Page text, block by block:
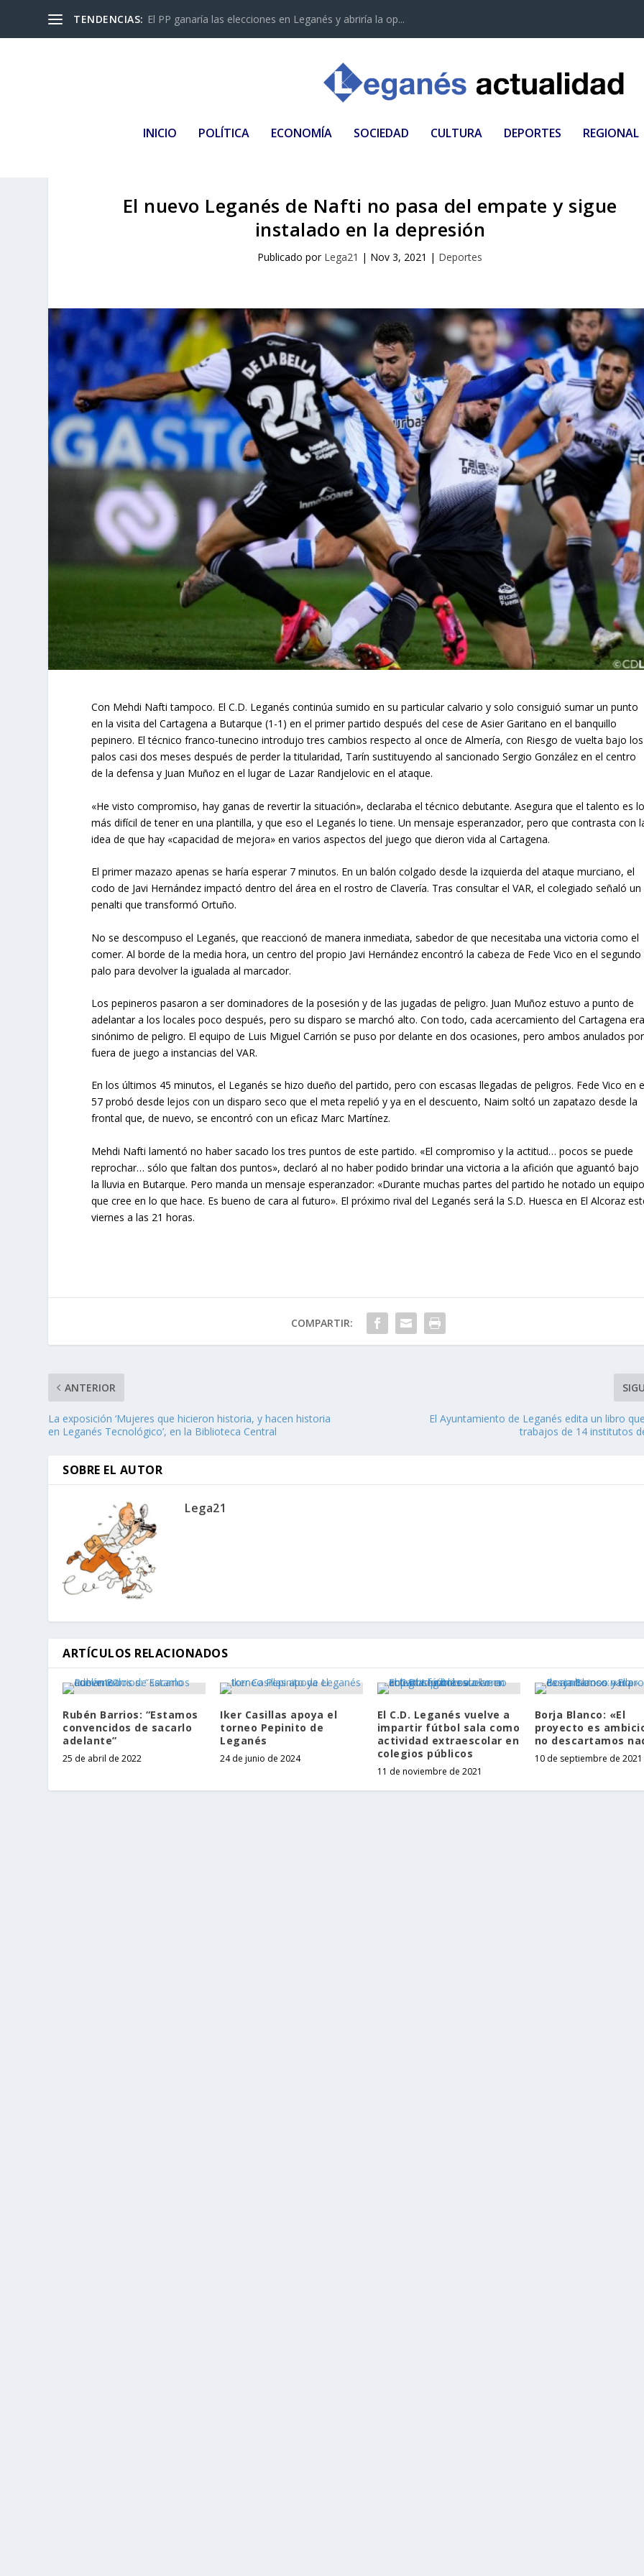
TENDENCIAS: El PP ganaría las elecciones en Leganés y abriría la op...
INICIO POLÍTICA ECONOMÍA SOCIEDAD CULTURA DEPORTES REGIONAL
El nuevo Leganés de Nafti no pasa del empate y sigue
instalado en la depresión
Publicado por Lega21 | Nov 3, 2021 | Deportes
Con Mehdi Nafti tampoco. El C.D. Leganés continúa sumido en su particular calvario y solo consiguió sumar un punto
en la visita del Cartagena a Butarque (1-1) en el primer partido después del cese de Asier Garitano en el banquillo
pepinero. El técnico franco-tunecino introdujo tres cambios respecto al once de Almería, con Riesgo de vuelta bajo los
palos casi dos meses después de perder la titularidad, Tarín sustituyendo al sancionado Sergio González en el centro
de la defensa y Juan Muñoz en el lugar de Lazar Randjelovic en el ataque.
«He visto compromiso, hay ganas de revertir la situación», declaraba el técnico debutante. Asegura que el talento es
más difícil de tener en una plantilla, y que eso el Leganés lo tiene. Un mensaje esperanzador, pero que contrasta con
idea de que hay «capacidad de mejora» en varios aspectos del juego que dieron vida al Cartagena.
El primer mazazo apenas se haría esperar 7 minutos. En un balón colgado desde la izquierda del ataque murciano, el
codo de Javi Hernández impactó dentro del área en el rostro de Clavería. Tras consultar el VAR, el colegiado señaló un
penalti que transformó Ortuño.
No se descompuso el Leganés, que reaccionó de manera inmediata, sabedor de que necesitaba una victoria como el
comer. Al borde de la media hora, un centro del propio Javi Hernández encontró la cabeza de Fede Vico en el segundo
palo para devolver la igualada al marcador.
Los pepineros pasaron a ser dominadores de la posesión y de las jugadas de peligro. Juan Muñoz estuvo a punto de
adelantar a los locales poco después, pero su disparo se marchó alto. Con todo, cada acercamiento del Cartagena
sinónimo de peligro. El equipo de Luis Miguel Carrión se puso por delante en dos ocasiones, pero ambos anulados por
fuera de juego a instancias del VAR.
En los últimos 45 minutos, el Leganés se hizo dueño del partido, pero con escasas llegadas de peligros. Fede Vico en
57 probó desde lejos con un disparo seco que el meta repelió y ya en el descuento, Naim soltó un zapatazo desde la
frontal que, de nuevo, se encontró con un eficaz Marc Martínez.
Mehdi Nafti lamentó no haber sacado los tres puntos de este partido. «El compromiso y la actitud… pocos se puede
reprochar… sólo que faltan dos puntos», declaró al no haber podido brindar una victoria a la afición que aguantó bajo
la lluvia en Butarque. Pero manda un mensaje esperanzador: «Durante muchas partes del partido he notado un
que cree en lo que hace. Es bueno de cara al futuro». El próximo rival del Leganés será la S.D. Huesca en El Alcoraz
viernes a las 21 horas.
COMPARTIR:
ANTERIOR
La exposición ‘Mujeres que hicieron historia, y hacen historia
en Leganés Tecnológico’, en la Biblioteca Central
El Ayuntamiento de Leganés edita un libro
trabajos de 14 institutos
SOBRE EL AUTOR
Lega21
ARTÍCULOS RELACIONADOS
Rubén Barrios: “Estamos
convencidos de sacarlo
adelante”
25 de abril de 2022
Iker Casillas apoya el
torneo Pepinito de
Leganés
24 de junio de 2024
El C.D. Leganés vuelve a
impartir fútbol sala como
actividad extraescolar en
colegios públicos
11 de noviembre de 2021
Borja Blanco: «El
proyecto es
no descartamos
10 de septiembre de 2021